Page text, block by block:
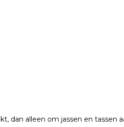
dan alleen om jassen en tassen